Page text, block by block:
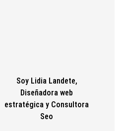
Soy Lidia Landete,
Diseñadora web
estratégica y Consultora
Seo